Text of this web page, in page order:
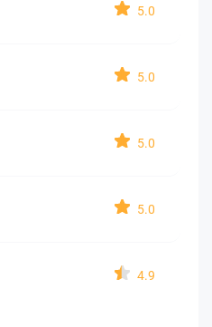
5.0
5.0
5.0
5.0
4.9